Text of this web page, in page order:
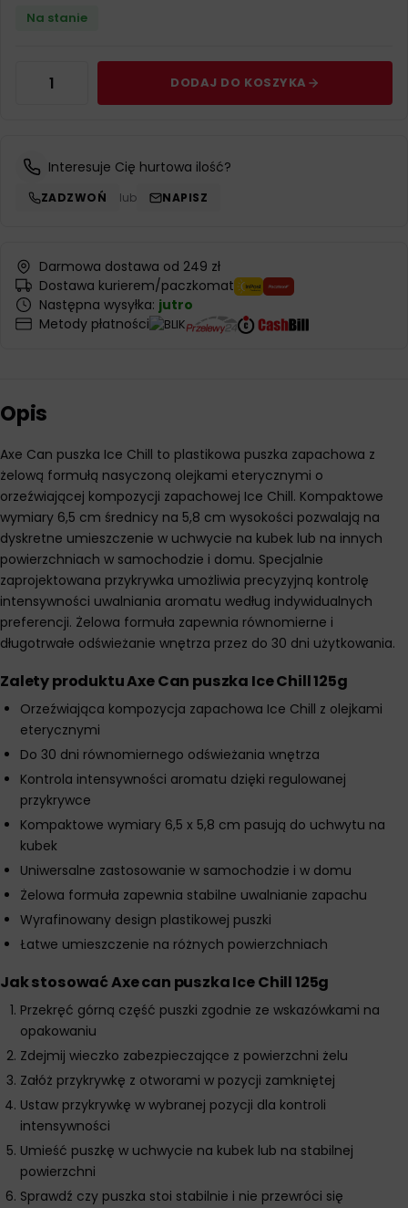
Na stanie
DODAJ DO KOSZYKA
Interesuje Cię hurtowa ilość?
ZADZWOŃ lub NAPISZ
Darmowa dostawa od 249 zł
Dostawa kurierem/paczkomat
Następna wysyłka: jutro
Metody płatności
Opis
Axe Can puszka Ice Chill to plastikowa puszka zapachowa z
żelową formułą nasyczoną olejkami eterycznymi o
orzeźwiającej kompozycji zapachowej Ice Chill. Kompaktowe
wymiary 6,5 cm średnicy na 5,8 cm wysokości pozwalają na
dyskretne umieszczenie w uchwycie na kubek lub na innych
powierzchniach w samochodzie i domu. Specjalnie
zaprojektowana przykrywka umożliwia precyzyjną kontrolę
intensywności uwalniania aromatu według indywidualnych
preferencji. Żelowa formuła zapewnia równomierne i
długotrwałe odświeżanie wnętrza przez do 30 dni użytkowania.
Zalety produktu Axe Can puszka Ice Chill 125g
Orzeźwiająca kompozycja zapachowa Ice Chill z olejkami
eterycznymi
Do 30 dni równomiernego odświeżania wnętrza
Kontrola intensywności aromatu dzięki regulowanej
przykrywce
Kompaktowe wymiary 6,5 x 5,8 cm pasują do uchwytu na
kubek
Uniwersalne zastosowanie w samochodzie i w domu
Żelowa formuła zapewnia stabilne uwalnianie zapachu
Wyrafinowany design plastikowej puszki
Łatwe umieszczenie na różnych powierzchniach
Jak stosować Axe can puszka Ice Chill 125g
Przekręć górną część puszki zgodnie ze wskazówkami na
opakowaniu
Zdejmij wieczko zabezpieczające z powierzchni żelu
Załóż przykrywkę z otworami w pozycji zamkniętej
Ustaw przykrywkę w wybranej pozycji dla kontroli
intensywności
Umieść puszkę w uchwycie na kubek lub na stabilnej
powierzchni
Sprawdź czy puszka stoi stabilnie i nie przewróci się